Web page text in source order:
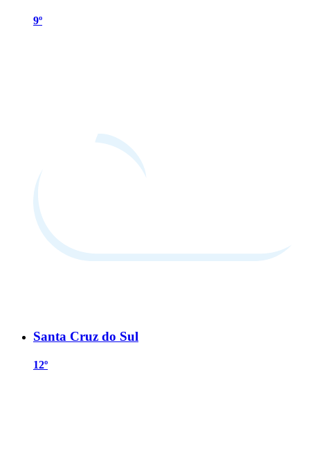
9º
Santa Cruz do Sul
12º